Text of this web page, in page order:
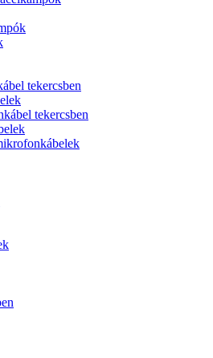
tekercsben
tekercsben